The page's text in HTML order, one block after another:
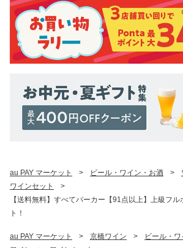
au PAY マーケット > ビール・ワイン・お酒 >
ワインセット
>
【送料無料】すべてパーカー【91点以上】上級フ
ト！
au PAY マーケット > 京橋ワイン > ビール・